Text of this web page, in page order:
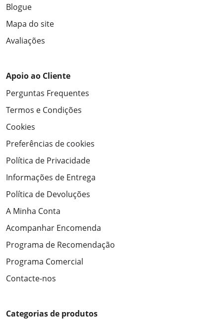
Blogue
Mapa do site
Avaliações
Apoio ao Cliente
Perguntas Frequentes
Termos e Condições
Cookies
Preferências de cookies
Política de Privacidade
Informações de Entrega
Política de Devoluções
A Minha Conta
Acompanhar Encomenda
Programa de Recomendação
Programa Comercial
Contacte-nos
Categorias de produtos